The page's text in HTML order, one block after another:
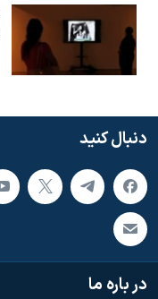
دنبال کنید
در باره ما